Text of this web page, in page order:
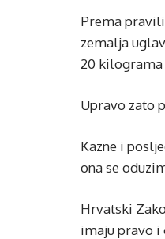
Prema
zemalja
20 kilograma
Upravo zato
Kazne i
ona se
Hrvatski
imaju pravo i